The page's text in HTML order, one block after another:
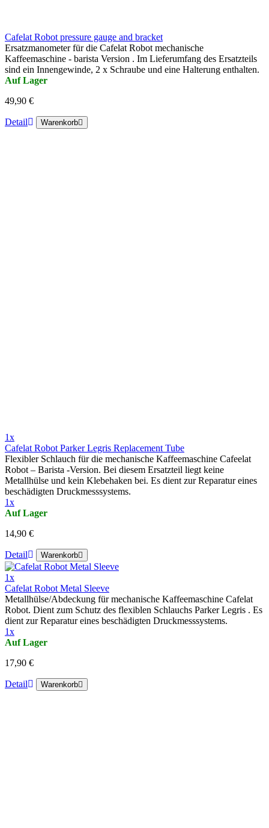
Cafelat Robot pressure gauge and bracket
Ersatzmanometer für die Cafelat Robot mechanische
Kaffeemaschine - barista Version . Im Lieferumfang des Ersatzteils
sind ein Innengewinde, 2 x Schraube und eine Halterung enthalten.
Auf Lager
49,90 €
Detail Warenkorb
1x
Cafelat Robot Parker Legris Replacement Tube
Flexibler Schlauch für die mechanische Kaffeemaschine Cafeelat
Robot – Barista -Version. Bei diesem Ersatzteil liegt keine
Metallhülse und kein Klebehaken bei. Es dient zur Reparatur eines
beschädigten Druckmesssystems.
1x
Auf Lager
14,90 €
Detail Warenkorb
1x
Cafelat Robot Metal Sleeve
Metallhülse/Abdeckung für mechanische Kaffeemaschine Cafelat
Robot. Dient zum Schutz des flexiblen Schlauchs Parker Legris . Es
dient zur Reparatur eines beschädigten Druckmesssystems.
1x
Auf Lager
17,90 €
Detail Warenkorb